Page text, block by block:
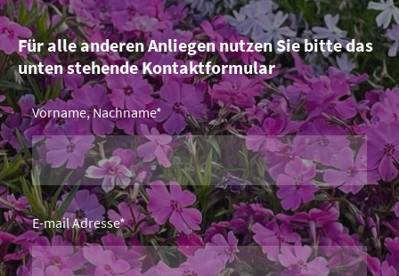
Für alle anderen Anliegen nutzen Sie bitte das
unten stehende Kontaktformular
Vorname, Nachname*
E-mail Adresse*